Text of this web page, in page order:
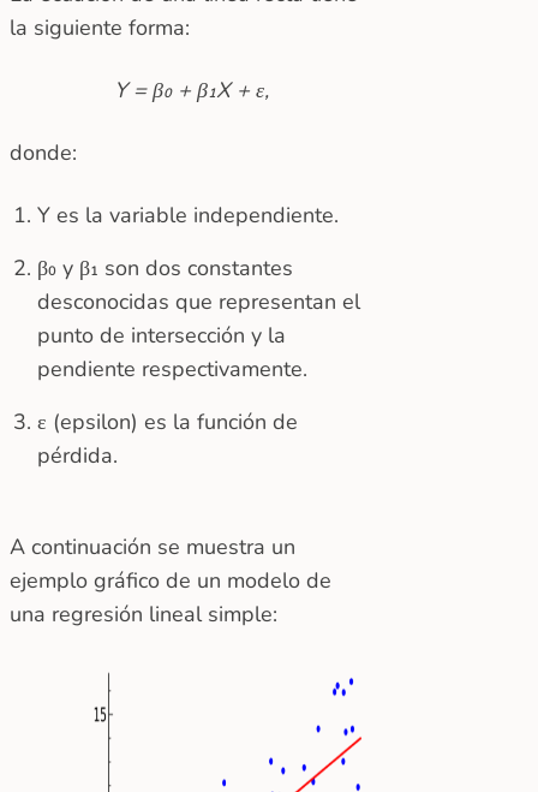
la siguiente forma:
Y = β₀ + β₁X + ε,
donde:
Y es la variable independiente.
β₀ y β₁ son dos constantes
desconocidas que representan el
punto de intersección y la
pendiente respectivamente.
ε (epsilon) es la función de
pérdida.
A continuación se muestra un
ejemplo gráfico de un modelo de
una regresión lineal simple: